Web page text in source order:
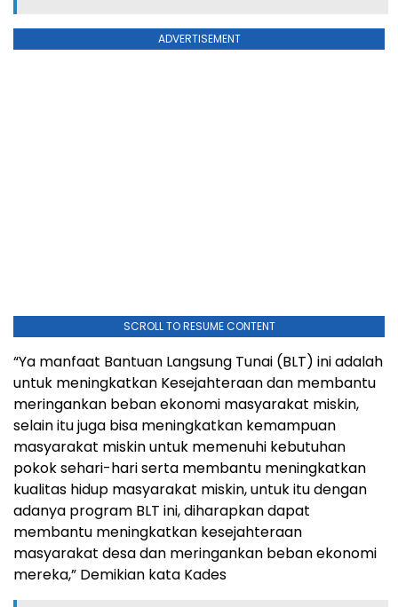
ADVERTISEMENT
SCROLL TO RESUME CONTENT
“Ya manfaat Bantuan Langsung Tunai (BLT) ini adalah
untuk meningkatkan Kesejahteraan dan membantu
meringankan beban ekonomi masyarakat miskin,
selain itu juga bisa meningkatkan kemampuan
masyarakat miskin untuk memenuhi kebutuhan
pokok sehari-hari serta membantu meningkatkan
kualitas hidup masyarakat miskin, untuk itu dengan
adanya program BLT ini, diharapkan dapat
membantu meningkatkan kesejahteraan
masyarakat desa dan meringankan beban ekonomi
mereka,” Demikian kata Kades